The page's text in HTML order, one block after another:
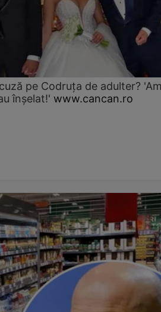
pe Codruța de adulter?
înșelat!' www.cancan.ro